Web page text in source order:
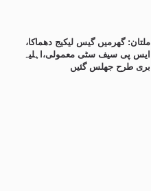
ملتان: گھرمیں گیس لیکیج دھماکا،
ایس پی سیف سٹی معمولی،اہلیہ
بری طرح جھلس گئیں